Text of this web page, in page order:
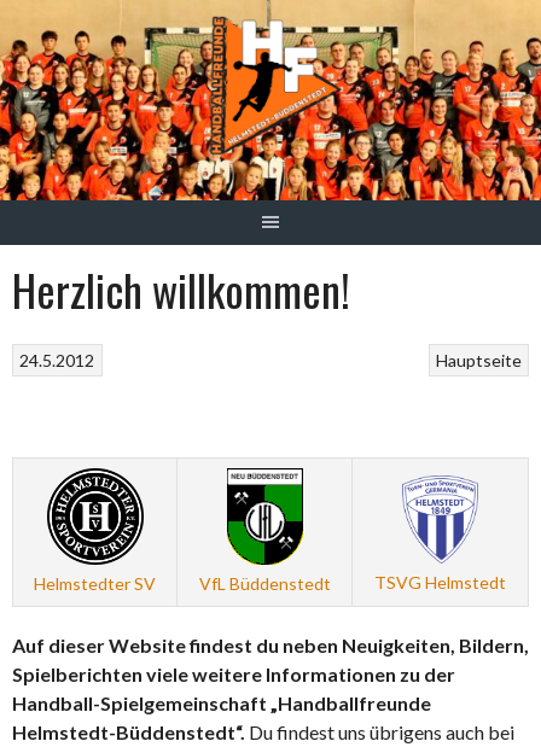
zum
Inhalt
Herzlich willkommen!
Hauptseite
24.5.2012
Helmstedter SV VfL Büddenstedt TSVG Helmstedt
Auf dieser Website findest du neben Neuigkeiten, Bildern,
Spielberichten viele weitere Informationen zu der
Handball-Spielgemeinschaft „Handballfreunde
Helmstedt-Büddenstedt“. Du findest uns übrigens auch bei